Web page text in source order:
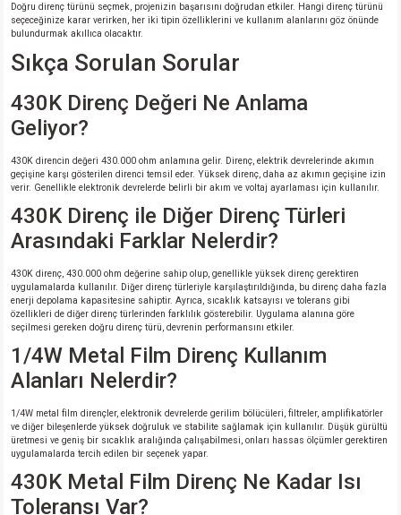
Doğru direnç türünü seçmek, projenizin başarısını doğrudan etkiler. Hangi direnç türünü
seçeceğinize karar verirken, her iki tipin özelliklerini ve kullanım alanlarını göz önünde
bulundurmak akıllıca olacaktır.
Sıkça Sorulan Sorular
430K Direnç Değeri Ne Anlama
Geliyor?
430K direncin değeri 430.000 ohm anlamına gelir. Direnç, elektrik devrelerinde akımın
geçişine karşı gösterilen direnci temsil eder. Yüksek direnç, daha az akımın geçişine izin
verir. Genellikle elektronik devrelerde belirli bir akım ve voltaj ayarlaması için kullanılır.
430K Direnç ile Diğer Direnç Türleri
Arasındaki Farklar Nelerdir?
430K direnç, 430.000 ohm değerine sahip olup, genellikle yüksek direnç gerektiren
uygulamalarda kullanılır. Diğer direnç türleriyle karşılaştırıldığında, bu direnç daha fazla
enerji depolama kapasitesine sahiptir. Ayrıca, sıcaklık katsayısı ve tolerans gibi
özellikleri de diğer direnç türlerinden farklılık gösterebilir. Uygulama alanına göre
seçilmesi gereken doğru direnç türü, devrenin performansını etkiler.
1/4W Metal Film Direnç Kullanım
Alanları Nelerdir?
1/4W metal film dirençler, elektronik devrelerde gerilim bölücüleri, filtreler, amplifikatörler
ve diğer bileşenlerde yüksek doğruluk ve stabilite sağlamak için kullanılır. Düşük gürültü
üretmesi ve geniş bir sıcaklık aralığında çalışabilmesi, onları hassas ölçümler gerektiren
uygulamalarda tercih edilen bir seçenek yapar.
430K Metal Film Direnç Ne Kadar Isı
Toleransı Var?